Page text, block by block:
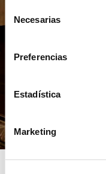
Necesarias
Preferencias
Estadística
Marketing
DANI´S PARTY